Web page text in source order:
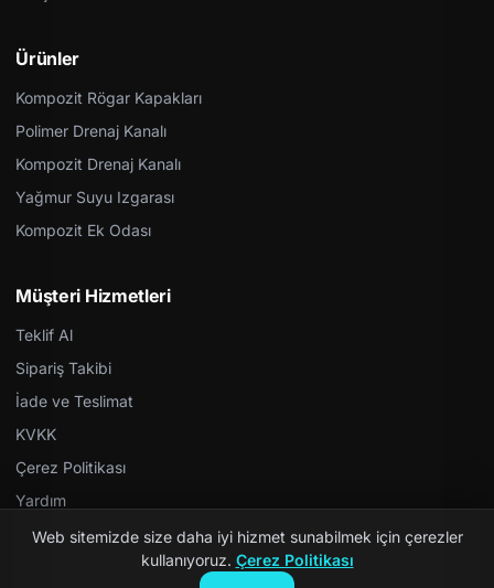
Ürünler
Kompozit Rögar Kapakları
Polimer Drenaj Kanalı
Kompozit Drenaj Kanalı
Yağmur Suyu Izgarası
Kompozit Ek Odası
Müşteri Hizmetleri
Teklif Al
Sipariş Takibi
İade ve Teslimat
KVKK
Çerez Politikası
Yardım
Web sitemizde size daha iyi hizmet sunabilmek için çerezler
kullanıyoruz. Çerez Politikası